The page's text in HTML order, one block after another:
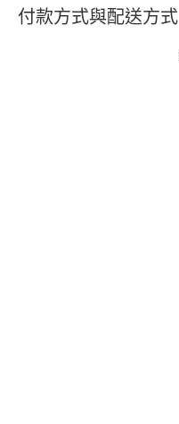
付款方式與配送方式